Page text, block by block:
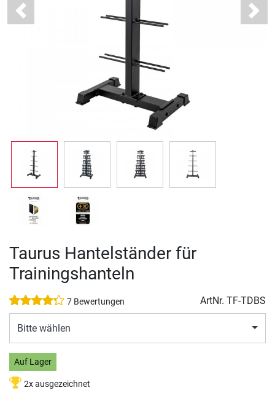
Previous Next
Taurus Hantelständer für
Trainingshanteln
7 Bewertungen ArtNr. TF-TDBS
Bitte wählen
Auf Lager
2x ausgezeichnet